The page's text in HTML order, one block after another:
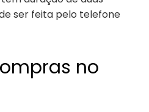
ser feita pelo telefone
no